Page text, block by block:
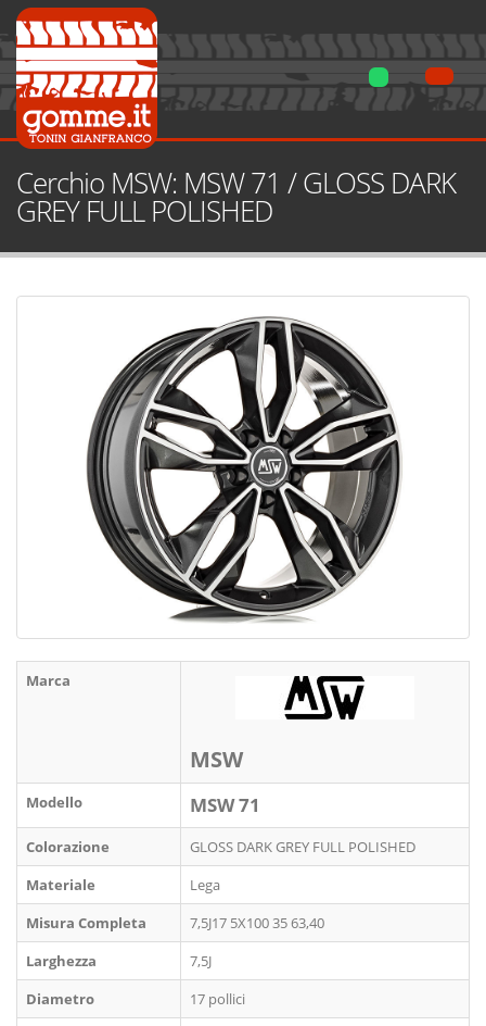
Cerchio MSW: MSW 71 / GLOSS DARK
GREY FULL POLISHED
Marca
MSW
Modello MSW 71
Colorazione
GLOSS DARK GREY FULL POLISHED
Materiale
Lega
Misura Completa
7,5J17 5X100 35 63,40
Larghezza
7,5J
Diametro
17 pollici